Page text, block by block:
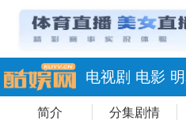
电视剧 电影
简介 分集剧情